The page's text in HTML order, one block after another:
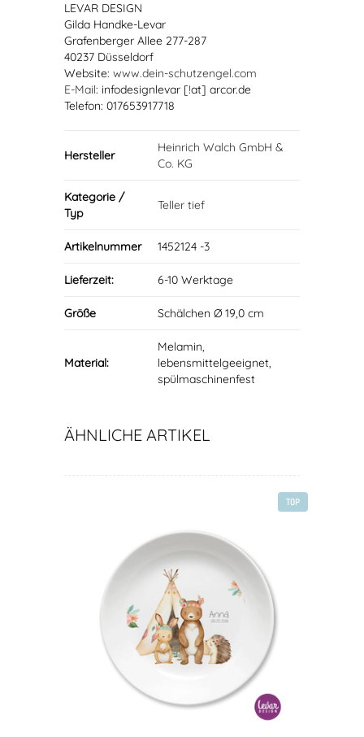
LEVAR DESIGN
Gilda Handke-Levar
Grafenberger Allee 277-287
40237 Düsseldorf
Website: www.dein-schutzengel.com
E-Mail: infodesignlevar [!at] arcor.de
Telefon: 017653917718
Hersteller
Heinrich Walch GmbH &
Co. KG
Kategorie /
Typ
Teller tief
Artikelnummer 1452124 -3
Lieferzeit: 6-10 Werktage
Größe Schälchen Ø 19,0 cm
Material:
Melamin,
lebensmittelgeeignet,
spülmaschinenfest
ÄHNLICHE ARTIKEL
TOP